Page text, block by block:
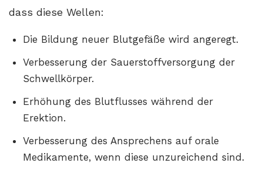
dass diese Wellen:
Die Bildung neuer Blutgefäße wird angeregt.
Verbesserung der Sauerstoffversorgung der
Schwellkörper.
Erhöhung des Blutflusses während der
Erektion.
Verbesserung des Ansprechens auf orale
Medikamente, wenn diese unzureichend sind.